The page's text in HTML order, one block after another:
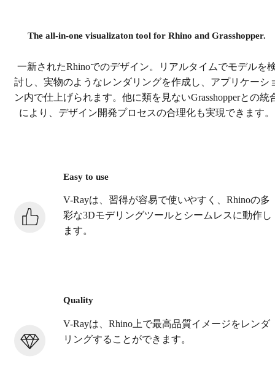
プロダクトデザインや建築デザインのための強力なレ
ダウンロード
The all-in-one visualizaton tool for Rhino and Grasshopper.
一新されたRhinoでのデザイン。リアルタイムでモデルを
討し、実物のようなレンダリングを作成し、アプリケーシ
ン内で仕上げられます。他に類を見ないGrasshopperとの統
により、デザイン開発プロセスの合理化も実現できます。
Easy to use
V-Rayは、習得が容易で使いやすく、Rhinoの多
彩な3Dモデリングツールとシームレスに動作し
ます。
Quality
V-Rayは、Rhino上で最高品質イメージをレンダ
リングすることができます。